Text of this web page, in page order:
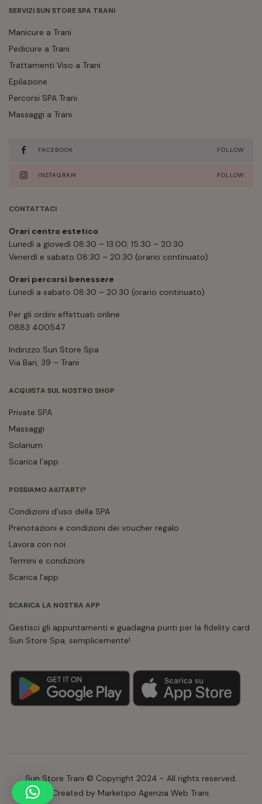
SERVIZI SUN STORE SPA TRANI
Manicure a Trani
Pedicure a Trani
Trattamenti Viso a Trani
Epilazione
Percorsi SPA Trani
Massaggi a Trani
FACEBOOK FOLLOW
INSTAGRAM FOLLOW
CONTATTACI
Orari centro estetico
Lunedì a giovedì 08:30 – 13:00; 15.30 – 20:30
Venerdì e sabato 08:30 – 20:30 (orario continuato)
Orari percorsi benessere
Lunedì a sabato 08:30 – 20:30 (orario continuato)
Per gli ordini effettuati online
0883 400547
Indirizzo Sun Store Spa
Via Bari, 39 – Trani
ACQUISTA SUL NOSTRO SHOP
Private SPA
Massaggi
Solarium
Scarica l’app
POSSIAMO AIUTARTI?
Condizioni d’uso della SPA
Prenotazioni e condizioni dei voucher regalo
Lavora con noi
Termini e condizioni
Scarica l’app
SCARICA LA NOSTRA APP
Gestisci gli appuntamenti e guadagna punti per la fidelity card
Sun Store Spa, semplicemente!
Sun Store Trani © Copyright 2024 - All rights reserved.
Created by Marketipo Agenzia Web Trani.